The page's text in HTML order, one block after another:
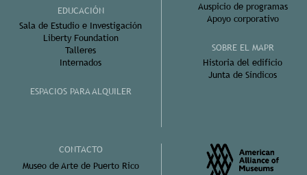
EDUCACIÓN
Sala de Estudio e Investigación
Liberty Foundation
Talleres
Internados
ESPACIOS PARA ALQUILER
Auspicio de programas
Apoyo corporativo
SOBRE EL MAPR
Historia del edificio
Junta de Síndicos
CONTACTO
Museo de Arte de Puerto Rico